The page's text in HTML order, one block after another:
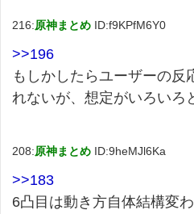
216:原神まとめ ID:f9KPfM6Y0
>>196
もしかしたらユーザーの反
れないが、想定がいろいろ
208:原神まとめ ID:9heMJl6Ka
>>183
6凸目は動き方自体結構変